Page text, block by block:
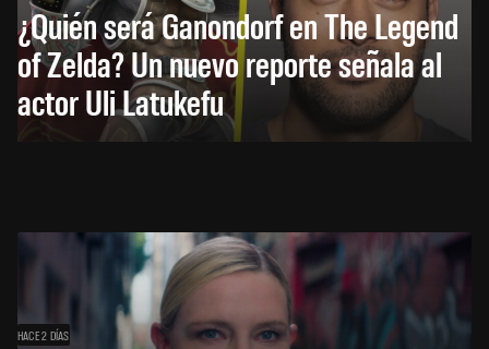
¿Quién será Ganondorf en The Legend
of Zelda? Un nuevo reporte señala al
actor Uli Latukefu
HACE 2 DÍAS